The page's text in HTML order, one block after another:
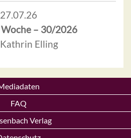
27.07.26
Woche – 30/2026
Elling
FAQ
Verlag